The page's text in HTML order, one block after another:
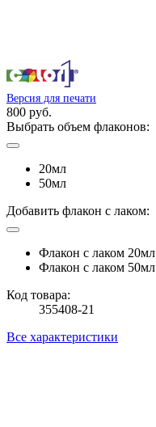
Версия для печати
800 руб.
Выбрать объем флаконов:
20мл
50мл
Добавить флакон с лаком:
Флакон с лаком 20мл
Флакон с лаком 50мл
Код товара:
355408-21
Все характеристики